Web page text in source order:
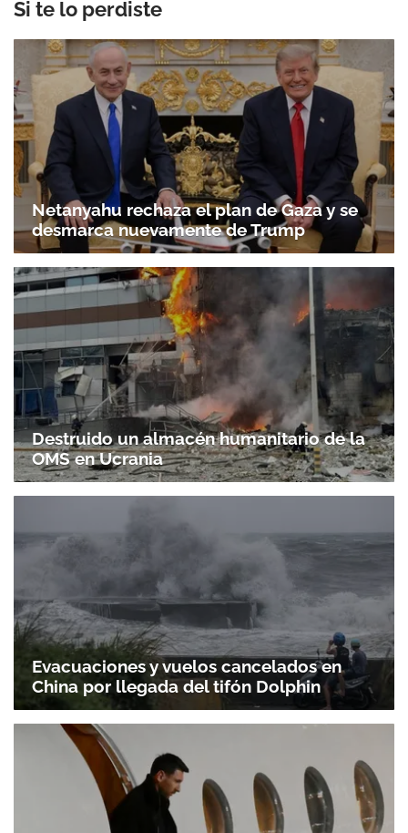
Si te lo perdiste
Netanyahu rechaza el plan de Gaza y se
desmarca nuevamente de Trump
Destruido un almacén humanitario de la
OMS en Ucrania
Evacuaciones y vuelos cancelados en
China por llegada del tifón Dolphin